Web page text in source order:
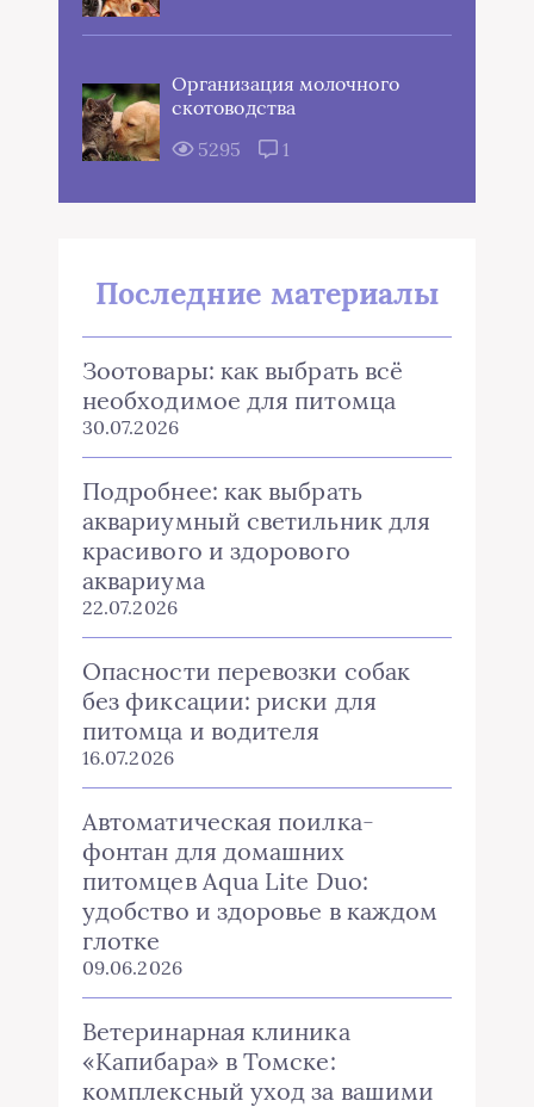
Организация молочного
скотоводства
5295
1
Последние материалы
Зоотовары: как выбрать всё
необходимое для питомца
30.07.2026
Подробнее: как выбрать
аквариумный светильник для
красивого и здорового
аквариума
22.07.2026
Опасности перевозки собак
без фиксации: риски для
питомца и водителя
16.07.2026
Автоматическая поилка-
фонтан для домашних
питомцев Aqua Lite Duo:
удобство и здоровье в каждом
глотке
09.06.2026
Ветеринарная клиника
«Капибара» в Томске:
комплексный уход за вашими